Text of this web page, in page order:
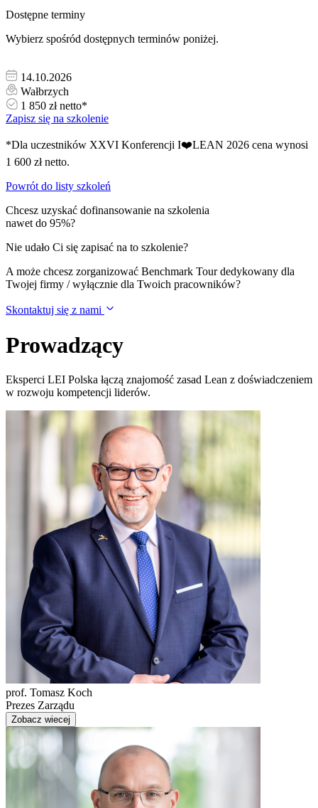
Dostępne terminy
Wybierz spośród dostępnych terminów poniżej.
14.10.2026
Wałbrzych
1 850 zł netto*
Zapisz się na szkolenie
*Dla uczestników XXVI Konferencji I❤️LEAN 2026 cena wynosi
1 600 zł netto.
Powrót do listy szkoleń
Chcesz uzyskać dofinansowanie na szkolenia
nawet do 95%?
Nie udało Ci się zapisać na to szkolenie?
A może chcesz zorganizować Benchmark Tour dedykowany dla
Twojej firmy / wyłącznie dla Twoich pracowników?
Skontaktuj się z nami
Prowadzący
Eksperci LEI Polska łączą znajomość zasad Lean z doświadczeniem
w rozwoju kompetencji liderów.
prof. Tomasz Koch
Prezes Zarządu
Zobacz wiecej